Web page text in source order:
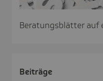
Beratungsblätter auf
Beiträge